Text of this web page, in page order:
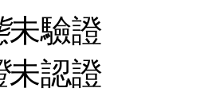
未驗證
未認證